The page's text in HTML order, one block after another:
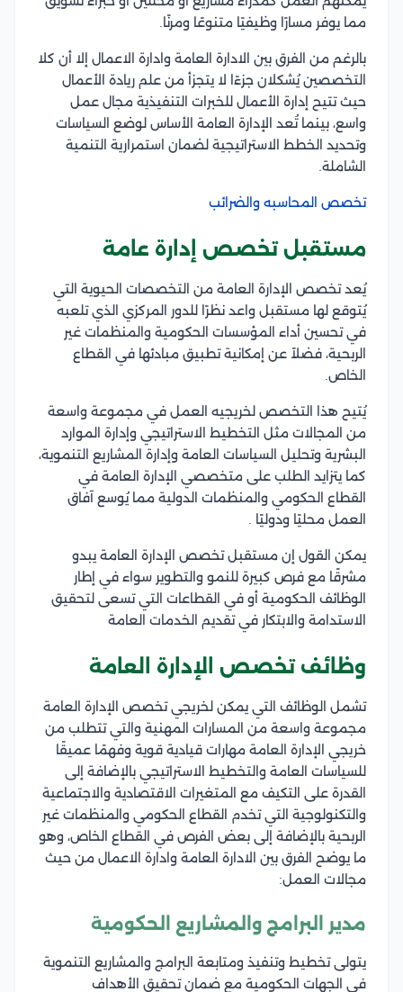
مما يوفر مسارًا وظيفيًا متنوعًا ومرنًا.
بالرغم من الفرق بين الادارة العامة وادارة الاعمال إلا أن كلا
التخصصين يُشكلان جزءًا لا يتجزأ من علم ريادة الأعمال
حيث تتيح إدارة الأعمال للخبرات التنفيذية مجال عمل
واسع، بينما تُعد الإدارة العامة الأساس لوضع السياسات
وتحديد الخطط الاستراتيجية لضمان استمرارية التنمية
الشاملة.
تخصص المحاسبه والضرائب
مستقبل تخصص إدارة عامة
يُعد تخصص الإدارة العامة من التخصصات الحيوية التي
يُتوقع لها مستقبل واعد نظرًا للدور المركزي الذي تلعبه
في تحسين أداء المؤسسات الحكومية والمنظمات غير
الربحية، فضلاً عن إمكانية تطبيق مبادئها في القطاع
الخاص.
يُتيح هذا التخصص لخريجيه العمل في مجموعة واسعة
من المجالات مثل التخطيط الاستراتيجي وإدارة الموارد
البشرية وتحليل السياسات العامة وإدارة المشاريع التنموية،
كما يتزايد الطلب على متخصصي الإدارة العامة في
القطاع الحكومي والمنظمات الدولية مما يُوسع آفاق
العمل محليًا ودوليًا .
يمكن القول إن مستقبل تخصص الإدارة العامة يبدو
مشرقًا مع فرص كبيرة للنمو والتطوير سواء في إطار
الوظائف الحكومية أو في القطاعات التي تسعى لتحقيق
الاستدامة والابتكار في تقديم الخدمات العامة
وظائف تخصص الإدارة العامة
تشمل الوظائف التي يمكن لخريجي تخصص الإدارة العامة
مجموعة واسعة من المسارات المهنية والتي تتطلب من
خريجي الإدارة العامة مهارات قيادية قوية وفهمًا عميقًا
للسياسات العامة والتخطيط الاستراتيجي بالإضافة إلى
القدرة على التكيف مع المتغيرات الاقتصادية والاجتماعية
والتكنولوجية التي تخدم القطاع الحكومي والمنظمات غير
الربحية بالإضافة إلى بعض الفرص في القطاع الخاص، وهو
ما يوضح الفرق بين الادارة العامة وادارة الاعمال من حيث
مجالات العمل:
مدير البرامج والمشاريع الحكومية
يتولى تخطيط وتنفيذ ومتابعة البرامج والمشاريع التنموية
في الجهات الحكومية مع ضمان تحقيق الأهداف